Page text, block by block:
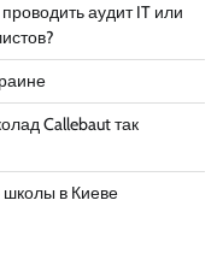
аудит IT или
Callebaut так
школы в Киеве